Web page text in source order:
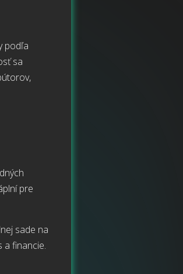
podľa
sa
pre
sade na
a financie.